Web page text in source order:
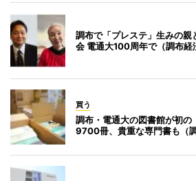
調布で「プレステ」生みの
会 電通大100周年で（調布経
買う
調布・電通大の図書館が初の
9700冊、貴重な専門書も（調